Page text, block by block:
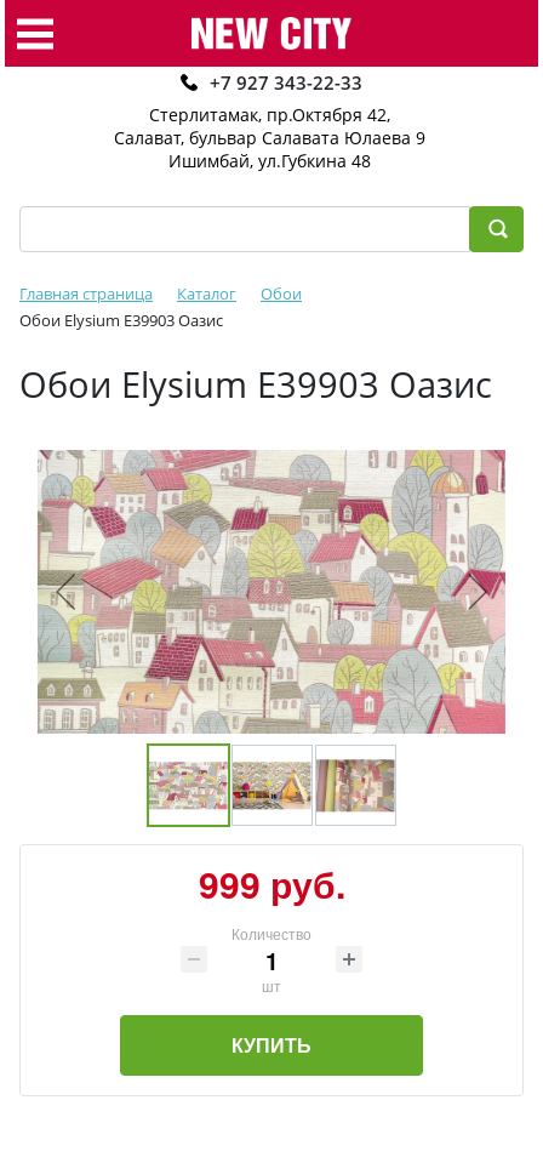
+7 927 343-22-33
Стерлитамак, пр.Октября 42,
Салават, бульвар Салавата Юлаева 9
Ишимбай, ул.Губкина 48
Главная страница Каталог
Обои
Обои Elysium Е39903 Оазис
Обои Elysium Е39903 Оазис
999 руб.
Количество
шт
КУПИТЬ